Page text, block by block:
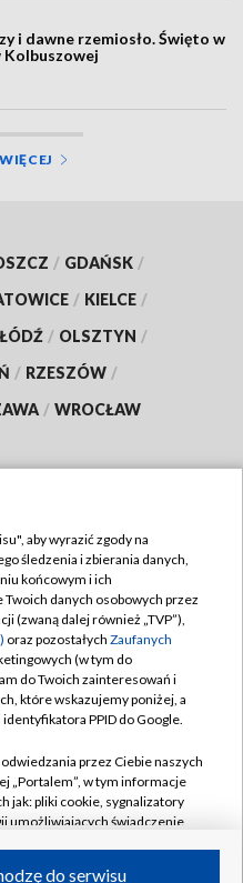
i dawne rzemiosło. Święto w
Kolbuszowej
/ GDAŃSK /
/ KIELCE /
ŁÓDŹ / OLSZTYN /
/ RZESZÓW /
/ WROCŁAW
TVP
aby wyrazić zgody na
śledzenia i zbierania danych,
końcowym i ich
danych osobowych przez
(zwaną dalej również „TVP”),
oraz pozostałych Zaufanych
(w tym do
do Twoich zainteresowań i
które wskazujemy poniżej, a
PPID do Google.
przez Ciebie naszych
„Portalem”, w tym informacje
jak: pliki cookie, sygnalizatory
umożliwiających świadczenie
do serwisu